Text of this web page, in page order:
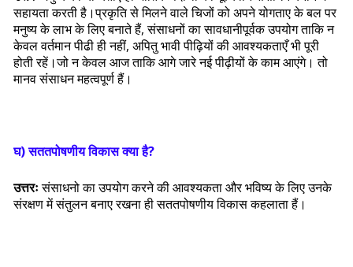
सहायता करती है।प्रकृति से मिलने वाले चिजों को अपने योगताए के बल पर
मनुष्य के लाभ के लिए बनाते हैं, संसाधनों का सावधानीपूर्वक उपयोग ताकि न
केवल वर्तमान पीढी ही नहीं, अपितु भावी पीढ़ियों की आवश्यकताएँ भी पूरी
होती रहें।जो न केवल आज ताकि आगे जारे नई पीढ़ीयों के काम आएंगे। तो
मानव संसाधन महत्वपूर्ण हैं।
घ) सततपोषणीय विकास क्या है?
उत्तरःसंसाधनो का उपयोग करने की आवश्यकता और भविष्य के लिए उनके
संरक्षण में संतुलन बनाए रखना ही सततपोषणीय विकास कहलाता हैं।